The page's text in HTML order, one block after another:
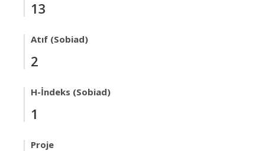
13
Atıf (Sobiad)
2
H-İndeks (Sobiad)
1
Proje